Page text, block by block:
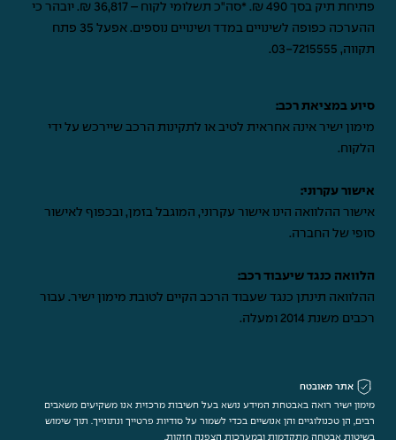
פתיחת תיק בסך 490 ₪. *סה"כ תשלומי לקוח – 36,817 ₪. יובהר כי
ההערכה כפופה לשינויים במדד ושינויים נוספים. אפעל 35 פתח
תקווה, 03-7215555
.
סיוע במציאת רכב:
מימון ישיר אינה אחראית לטיב או לתקינות הרכב שיירכש על ידי
הלקוח.
אישור עקרוני:
אישור ההלוואה הינו אישור עקרוני, המוגבל בזמן, ובכפוף לאישור
סופי של החברה.
הלוואה כנגד שיעבוד רכב:
ההלוואה תינתן כנגד שעבוד הרכב הקיים לטובת מימון ישיר. עבור
רכבים משנת 2014 ומעלה.
אתר מאובטח
מימון ישיר רואה באבטחת המידע נושא בעל חשיבות מרכזית אנו משקיעים משאבים
רבים, הן טכנולוגיים והן אנושיים בכדי לשמור על סודיות פרטייך ונתונייך. תוך שימוש
בשיטות אבטחה מתקדמות ובמערכות הצפנה חזקות.